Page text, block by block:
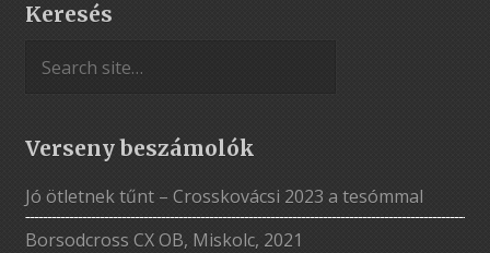
Keresés
Verseny beszámolók
Jó ötletnek tűnt – Crosskovácsi 2023 a tesómmal
Borsodcross CX OB, Miskolc, 2021